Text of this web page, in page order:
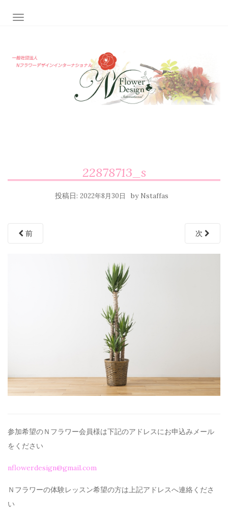
ナビゲーション切り替え
22878713_s
投稿日: 2022年8月30日 by Nstaffas
前 次
参加希望のＮフラワー会員様は下記のアドレスにお申込みメール
を ください
nflowerdesign@gmail.com
Ｎフラワーの体験レッスン希望の方は上記アドレスへ連絡くださ
い